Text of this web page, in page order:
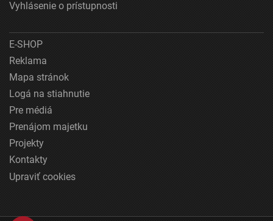
Vyhlásenie o prístupnosti
E-SHOP
Reklama
Mapa stránok
Logá na stiahnutie
Pre médiá
Prenájom majetku
Projekty
Kontakty
Upraviť cookies